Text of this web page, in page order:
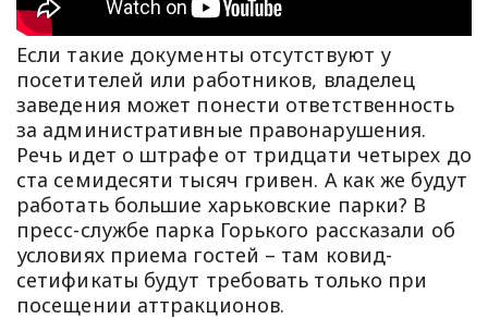
Если такие документы отсутствуют у
посетителей или работников, владелец
заведения может понести ответственность
за административные правонарушения.
Речь идет о штрафе от тридцати четырех до
ста семидесяти тысяч гривен. А как же будут
работать большие харьковские парки? В
пресс-службе парка Горького рассказали об
условиях приема гостей – там ковид-
сетификаты будут требовать только при
посещении аттракционов.